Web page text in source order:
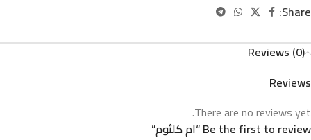
Share:
Reviews (0)
Reviews
There are no reviews yet.
Be the first to review “ام كلثوم”